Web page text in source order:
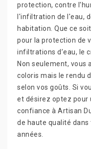
protection, contre
l'infiltration de l'eau,
habitation. Que ce
pour la protection de
infiltrations d’eau, le
Non seulement,
coloris mais le rendu
selon vos goûts. Si
et désirez optez pour
confiance à Artisan
de haute qualité dans
années.